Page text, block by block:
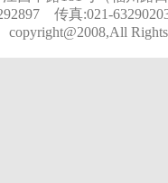
传真:021-
copyright@2008,All